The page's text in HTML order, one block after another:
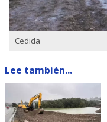
Cedida
Lee también...